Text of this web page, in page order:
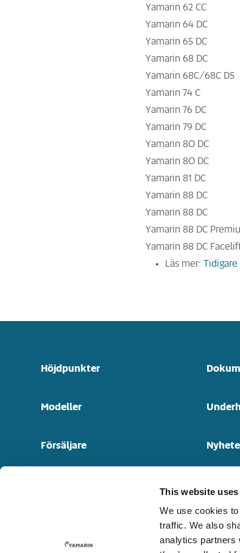
This website
We use cookies
traffic. We also
analytics partners
Yamarin 62 CC
Yamarin 64 DC
Yamarin 65 DC
Yamarin 68 DC
Yamarin 68C/68C DS
Yamarin 74 C
Yamarin 76 DC
Yamarin 79 DC
Yamarin 80 DC
Yamarin 80 DC
Yamarin 81 DC
Yamarin 88 DC
Yamarin 88 DC
Yamarin 88 DC
Yamarin 88 DC
Läs mer:
Höjdpunkter
Modeller
Försäljare